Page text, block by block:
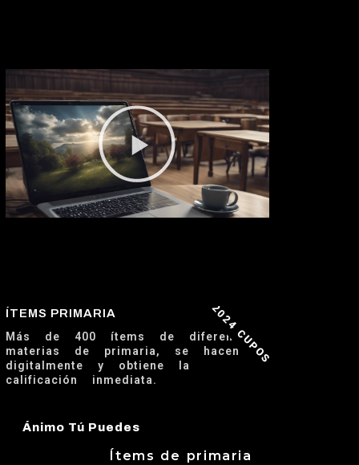
Reproducir vídeo
ÍTEMS PRIMARIA
Más de 400 ítems de diferentes
materias de primaria, se hacen
digitalmente y obtiene la
calificación inmediata.
Ánimo Tú Puedes
2024 CUPOS
Ítems de primaria